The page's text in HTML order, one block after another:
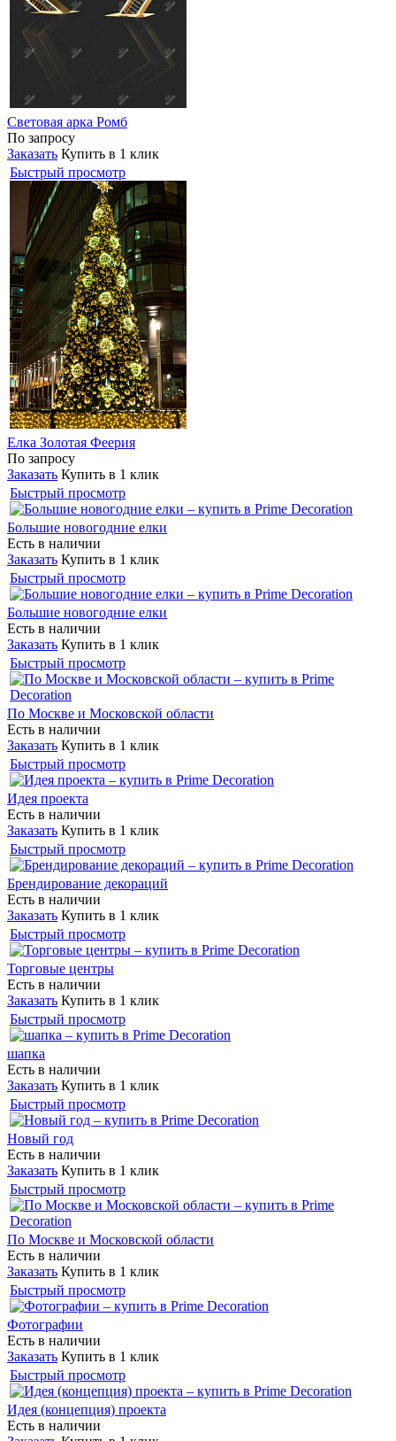
Световая арка Ромб
По запросу
Заказать Купить в 1 клик
Быстрый просмотр
Елка Золотая Феерия
По запросу
Заказать Купить в 1 клик
Быстрый просмотр
Большие новогодние елки
Есть в наличии
Заказать Купить в 1 клик
Быстрый просмотр
Большие новогодние елки
Есть в наличии
Заказать Купить в 1 клик
Быстрый просмотр
По Москве и Московской области
Есть в наличии
Заказать Купить в 1 клик
Быстрый просмотр
Идея проекта
Есть в наличии
Заказать Купить в 1 клик
Быстрый просмотр
Брендирование декораций
Есть в наличии
Заказать Купить в 1 клик
Быстрый просмотр
Торговые центры
Есть в наличии
Заказать Купить в 1 клик
Быстрый просмотр
шапка
Есть в наличии
Заказать Купить в 1 клик
Быстрый просмотр
Новый год
Есть в наличии
Заказать Купить в 1 клик
Быстрый просмотр
По Москве и Московской области
Есть в наличии
Заказать Купить в 1 клик
Быстрый просмотр
Фотографии
Есть в наличии
Заказать Купить в 1 клик
Быстрый просмотр
Идея (концепция) проекта
Есть в наличии